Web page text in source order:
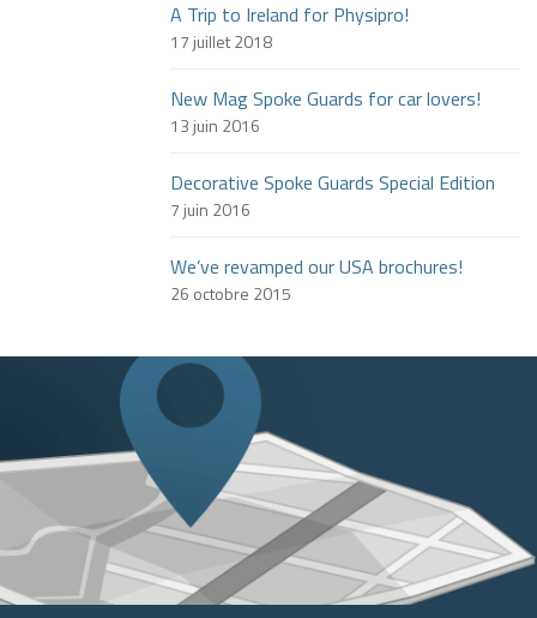
A Trip to Ireland for Physipro!
17 juillet 2018
New Mag Spoke Guards for car lovers!
13 juin 2016
Decorative Spoke Guards Special Edition
7 juin 2016
We’ve revamped our USA brochures!
26 octobre 2015